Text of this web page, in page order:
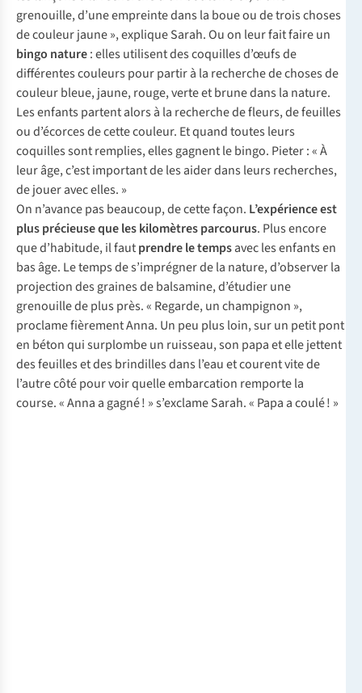
grenouille, d’une empreinte dans la boue ou de trois choses
de couleur jaune », explique Sarah. Ou on leur fait faire un
bingo nature: elles utilisent des coquilles d’œufs de
différentes couleurs pour partir à la recherche de choses de
couleur bleue, jaune, rouge, verte et brune dans la nature.
Les enfants partent alors à la recherche de fleurs, de feuilles
ou d’écorces de cette couleur. Et quand toutes leurs
coquilles sont remplies, elles gagnent le bingo. Pieter : « À
leur âge, c’est important de les aider dans leurs recherches,
de jouer avec elles. »
On n’avance pas beaucoup, de cette façon. L’expérience est
plus précieuse que les kilomètres parcourus. Plus encore
que d’habitude, il fautprendre le tempsavec les enfants en
bas âge. Le temps de s’imprégner de la nature, d’observer la
projection des graines de balsamine, d’étudier une
grenouille de plus près. « Regarde, un champignon »,
proclame fièrement Anna. Un peu plus loin, sur un petit pont
en béton qui surplombe un ruisseau, son papa et elle jettent
des feuilles et des brindilles dans l’eau et courent vite de
l’autre côté pour voir quelle embarcation remporte la
course. « Anna a gagné ! » s’exclame Sarah. « Papa a coulé ! »